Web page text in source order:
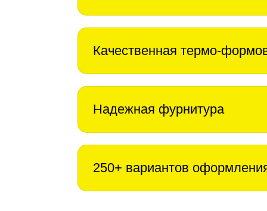
Качественная термо-
Надежная фурнитура
250+ вариантов